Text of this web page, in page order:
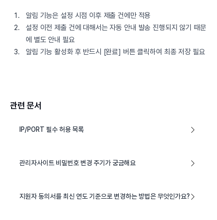
알림 기능은 설정 시점 이후 제출 건에만 적용
설정 이전 제출 건에 대해서는 자동 안내 발송 진행되지 않기 때문
에 별도 안내 필요
알림 기능 활성화 후 반드시 [완료] 버튼 클릭하여 최종 저장 필요
관련 문서
IP/PORT 필수 허용 목록
관리자사이트 비밀번호 변경 주기가 궁금해요
지원자 동의서를 최신 연도 기준으로 변경하는 방법은 무엇인가요?